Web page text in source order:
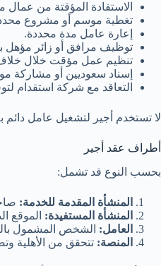
الاستفادة المؤقتة من
تغطية موسم أو مشروع
إعارة عامل مدة محددة.
توظيف مرافق أو زائر مؤهل
تنظيم عمل مؤقت خلال
إسناد سعوديين أو مشاركة
التعاقد مع شركة استقدام
لا تستخدم أجير لتشغيل عامل دائم
أطراف عقد أجير
بحسب النوع قد تشمل:
المنشأة المقدمة للخدمة:
المنشأة المستفيدة: الموقع
العامل: الشخص المشمول
المنصة: تتحقق من الأهلية